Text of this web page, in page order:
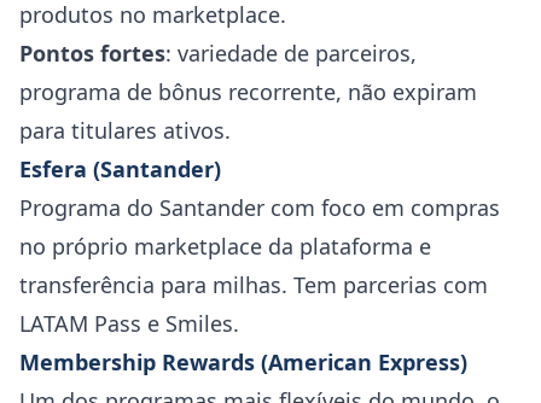
produtos no marketplace.
Pontos fortes: variedade de parceiros,
programa de bônus recorrente, não expiram
para titulares ativos.
Esfera (Santander)
Programa do Santander com foco em compras
no próprio marketplace da plataforma e
transferência para milhas. Tem parcerias com
LATAM Pass e Smiles.
Membership Rewards (American Express)